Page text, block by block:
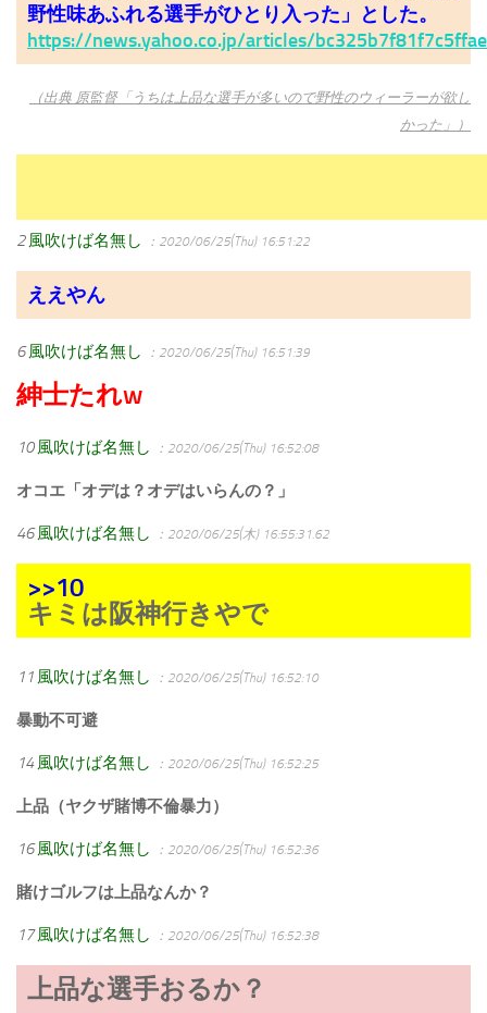
野性味あふれる選手がひとり入った」とした。
https://news.yahoo.co.jp/articles/
（出典 原監督「うちは上品な選手が多いので野性のウィーラーが欲し
かった」）
2 風吹けば名無し ：2020/06/25(Thu) 16:51:22
ええやん
6 風吹けば名無し ：2020/06/25(Thu) 16:51:39
紳士たれw
10 風吹けば名無し ：2020/06/25(Thu) 16:52:08
オコエ「オデは？オデはいらんの？」
46 風吹けば名無し ：2020/06/25(木) 16:55:31.62
>>10
キミは阪神行きやで
11 風吹けば名無し ：2020/06/25(Thu) 16:52:10
暴動不可避
14 風吹けば名無し ：2020/06/25(Thu) 16:52:25
上品（ヤクザ賭博不倫暴力）
16 風吹けば名無し ：2020/06/25(Thu) 16:52:36
賭けゴルフは上品なんか？
17 風吹けば名無し ：2020/06/25(Thu) 16:52:38
上品な選手おるか？